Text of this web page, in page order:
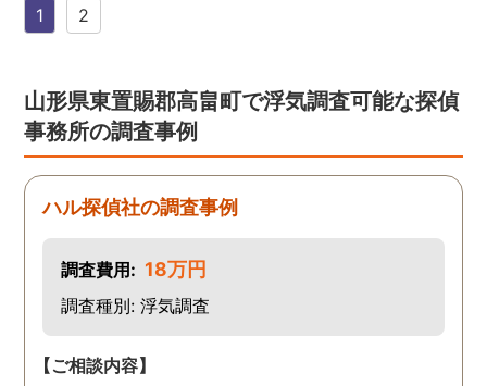
ました。
1 2
山形県東置賜郡高畠町で浮気調査可能な探偵
事務所の調査事例
ハル探偵社の調査事例
調査費用: 18万円
調査種別: 浮気調査
【ご相談内容】